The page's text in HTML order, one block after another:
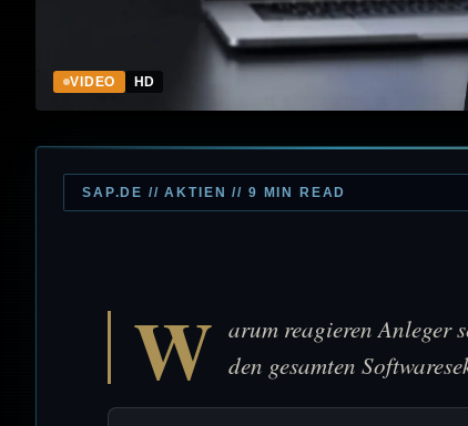
VIDEO HD
SAP.DE // AKTIEN // 9 MIN READ
W arum reagieren Anleger
den gesamten